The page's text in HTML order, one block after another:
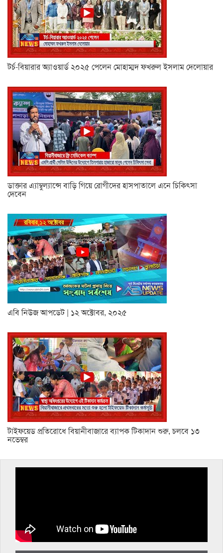
টর্চ-বিয়ারার অ্যাওয়ার্ড ২০২৫ পেলেন মোহাম্মদ ফখরুল ইসলাম দেলোয়ার
ডাক্তার এ্যাম্বুল্যান্সে বাড়ি গিয়ে রোগীদের হাসপাতালে এনে চিকিৎসা
দেবেন
এবি নিউজ আপডেট | ১২ অক্টোবর, ২০২৫
টাইফয়েড প্রতিরোধে বিয়ানীবাজারে ব্যাপক টিকাদান শুরু, চলবে ১৩
নভেম্বর